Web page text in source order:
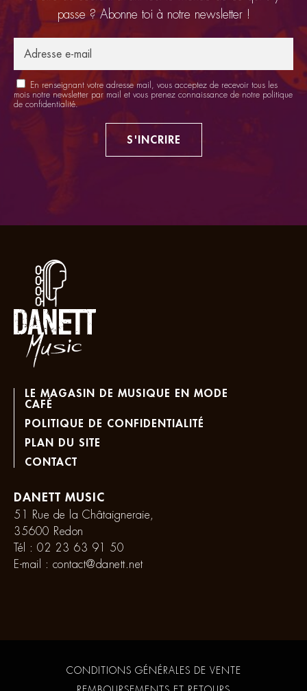
passe ? Abonne toi à notre newsletter !
En renseignant votre adresse mail, vous acceptez de recevoir tous les
mois notre newsletter par mail et vous prenez connaissance de notre politique
de confidentialité.
S'INCRIRE
LE MAGASIN DE MUSIQUE EN MODE
CAFÉ
POLITIQUE DE CONFIDENTIALITÉ
PLAN DU SITE
CONTACT
DANETT MUSIC
51 Rue de la Châtaigneraie,
35600 Redon
Tél : 02 23 63 91 50
E-mail : contact@danett.net
CONDITIONS GÉNÉRALES DE VENTE